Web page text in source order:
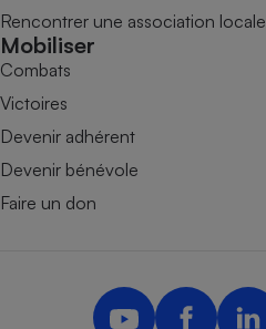
Rencontrer une association locale
Mobiliser
Combats
Victoires
Devenir adhérent
Devenir bénévole
Faire un don